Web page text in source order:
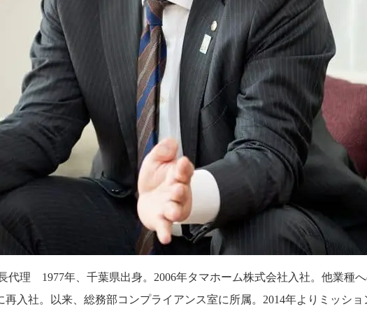
理 1977年、千葉県出身。2006年タマホーム株式会社入社。他業種へ
入社。以来、総務部コンプライアンス室に所属。2014年よりミッシ